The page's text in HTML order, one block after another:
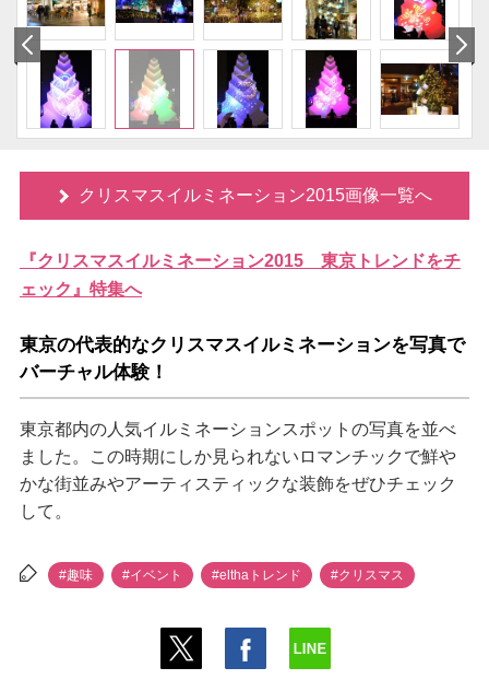
クリスマスイルミネーション2015画像一覧へ
『クリスマスイルミネーション2015 東京トレンドをチ
ェック』特集へ
東京の代表的なクリスマスイルミネーションを写真で
バーチャル体験！
東京都内の人気イルミネーションスポットの写真を並べ
ました。この時期にしか見られないロマンチックで鮮
かな街並みやアーティスティックな装飾をぜひチェック
して。
#趣味 #イベント #elthaトレンド #クリスマス